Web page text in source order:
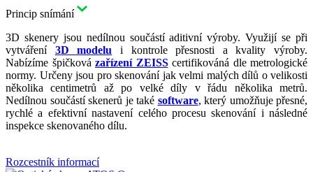
Princip snímání
3D skenery jsou nedílnou součástí aditivní výroby. Využijí se při
vytváření 3D modelu i kontrole přesnosti a kvality výroby.
Nabízíme špičková zařízení ZEISScertifikováná dle metrologické
normy. Určeny jsou pro skenování jak velmi malých dílů o velikosti
několika centimetrů až po velké díly v řádu několika metrů.
Nedílnou součástí skenerů je také software, který umožňuje přesné,
rychlé a efektivní nastavení celého procesu skenování i následné
inspekce skenovaného dílu.
Rozcestník informací